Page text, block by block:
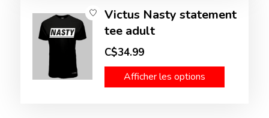
Victus Nasty statement
tee adult
C$34.99
Afficher les options